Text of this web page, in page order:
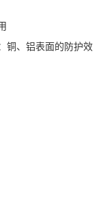
铜、铝表面的防护效